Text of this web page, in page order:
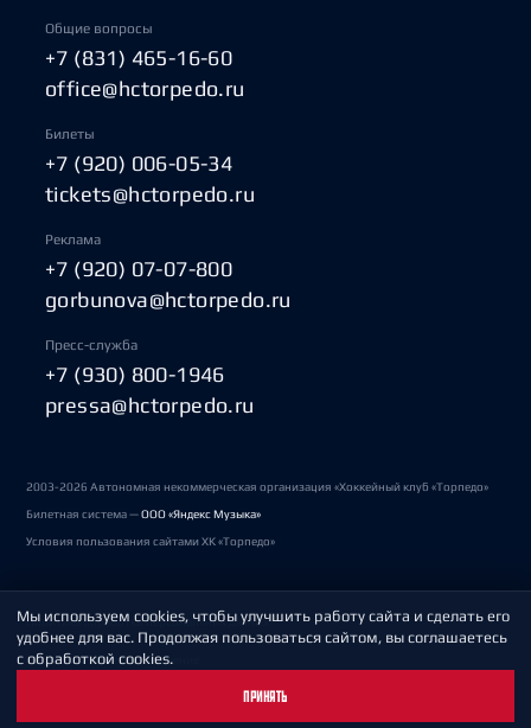
Общие вопросы
+7 (831) 465-16-60
office@hctorpedo.ru
Билеты
+7 (920) 006-05-34
tickets@hctorpedo.ru
Реклама
+7 (920) 07-07-800
gorbunova@hctorpedo.ru
Пресс-служба
+7 (930) 800-1946
pressa@hctorpedo.ru
2003-2026 Автономная некоммерческая организация «Хоккейный клуб «Торпедо»
Билетная система —ООО «Яндекс Музыка»
Условия пользования сайтами ХК «Торпедо»
Политика обработки персональных данных
Пользовательское соглашение
Мы используем cookies, чтобы улучшить работу сайта и сделать его
удобнее для вас. Продолжая пользоваться сайтом, вы соглашаетесь
с обработкой cookies.
ПРИНЯТЬ